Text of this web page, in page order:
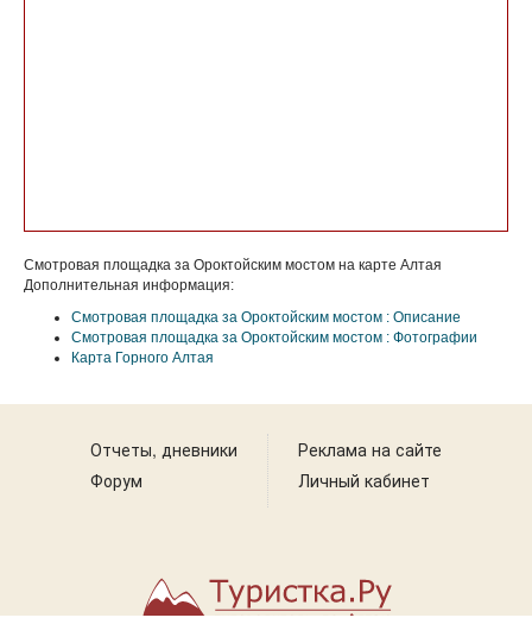
Смотровая площадка за Ороктойским мостом на карте Алтая
Дополнительная информация:
Смотровая площадка за Ороктойским мостом : Описание
Смотровая площадка за Ороктойским мостом : Фотографии
Карта Горного Алтая
Отчеты, дневники
Форум
Реклама на сайте
Личный кабинет